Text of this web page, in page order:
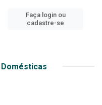
Faça login ou
cadastre-se